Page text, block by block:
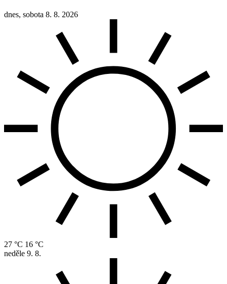
dnes, sobota 8. 8. 2026
27 °C 16 °C
neděle 9. 8.